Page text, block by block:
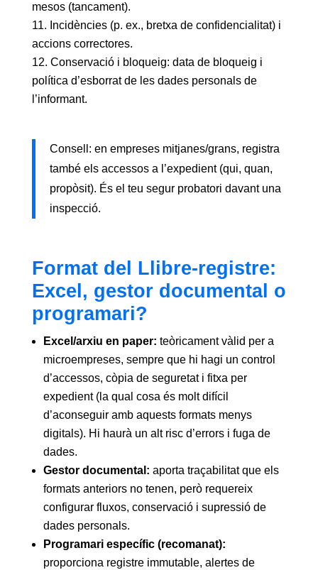
mesos (tancament).
Incidències (p. ex., bretxa de confidencialitat) i
accions correctores.
Conservació i bloqueig: data de bloqueig i
política d’esborrat de les dades personals de
l’informant.
Consell: en empreses mitjanes/grans, registra
també els accessos a l’expedient (qui, quan,
propòsit). És el teu segur probatori davant una
inspecció.
Format del Llibre-registre:
Excel, gestor documental o
programari?
Excel/arxiu en paper: teòricament vàlid per a
microempreses, sempre que hi hagi un control
d’accessos, còpia de seguretat i fitxa per
expedient (la qual cosa és molt difícil
d’aconseguir amb aquests formats menys
digitals). Hi haurà un alt risc d’errors i fuga de
dades.
Gestor documental: aporta traçabilitat que els
formats anteriors no tenen, però requereix
configurar fluxos, conservació i supressió de
dades personals.
Programari específic (recomanat):
proporciona registre immutable, alertes de